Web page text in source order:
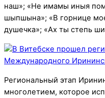
наш»; «Не имамы иныя
шыпшына»; «В горнице
душечка»; «Ах ты степь
Региональный этап
многолетием, которое